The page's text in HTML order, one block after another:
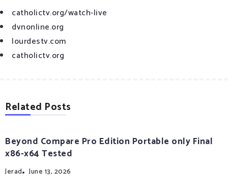
catholictv.org/watch-live
dvnonline.org
lourdestv.com
catholictv.org
Related Posts
Beyond Compare Pro Edition Portable only Final
x86-x64 Tested
Jerad June 13, 2026